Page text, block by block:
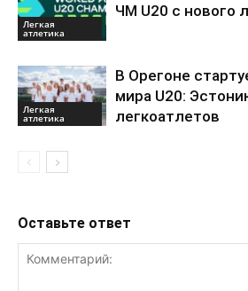
Легкая
атлетика
ЧМ U20 c нового
Легкая
атлетика
В Орегоне
мира U20:
легкоатлетов
Оставьте ответ